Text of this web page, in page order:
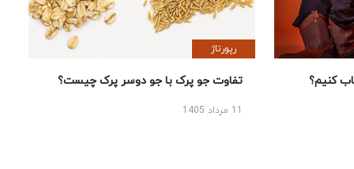
کنیم؟
رپورتاژ
تفاوت جو پرک با جو دوسر پرک چیست؟